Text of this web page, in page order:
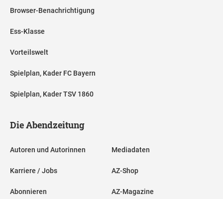
Browser-Benachrichtigung
Ess-Klasse
Vorteilswelt
Spielplan, Kader FC Bayern
Spielplan, Kader TSV 1860
Die Abendzeitung
Autoren und Autorinnen
Karriere / Jobs
Abonnieren
Mediadaten
AZ-Shop
AZ-Magazine